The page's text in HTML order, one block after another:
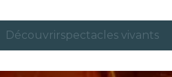
Découvrirspectacles vivants